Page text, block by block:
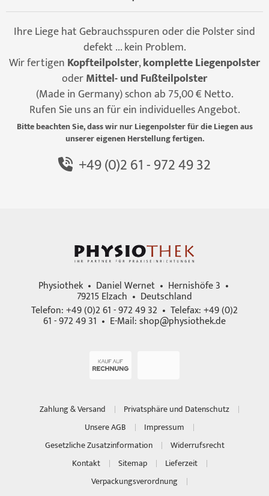
Ihre Liege hat Gebrauchsspuren oder die Polster sind
defekt ... kein Problem.
Wir fertigen Kopfteilpolster,komplette Liegenpolster
oderMittel- und Fußteilpolster
(Made in Germany) schon ab 75,00 € Netto.
Rufen Sie uns an für ein individuelles Angebot.
Bitte beachten Sie, dass wir nur Liegenpolster für die Liegen aus
unserer eigenen Herstellung fertigen.
+49 (0)2 61 - 972 49 32
Physiothek • Daniel Wernet • Hernishöfe 3 •
79215 Elzach • Deutschland
Telefon: +49 (0)2 61 - 972 49 32 • Telefax: +49 (0)2
61 - 972 49 31 • E-Mail:shop@physiothek.de
Zahlung & Versand
Privatsphäre und Datenschutz
Unsere AGB
Impressum
Gesetzliche Zusatzinformation
Widerrufsrecht
Kontakt
Sitemap
Lieferzeit
Verpackungsverordnung